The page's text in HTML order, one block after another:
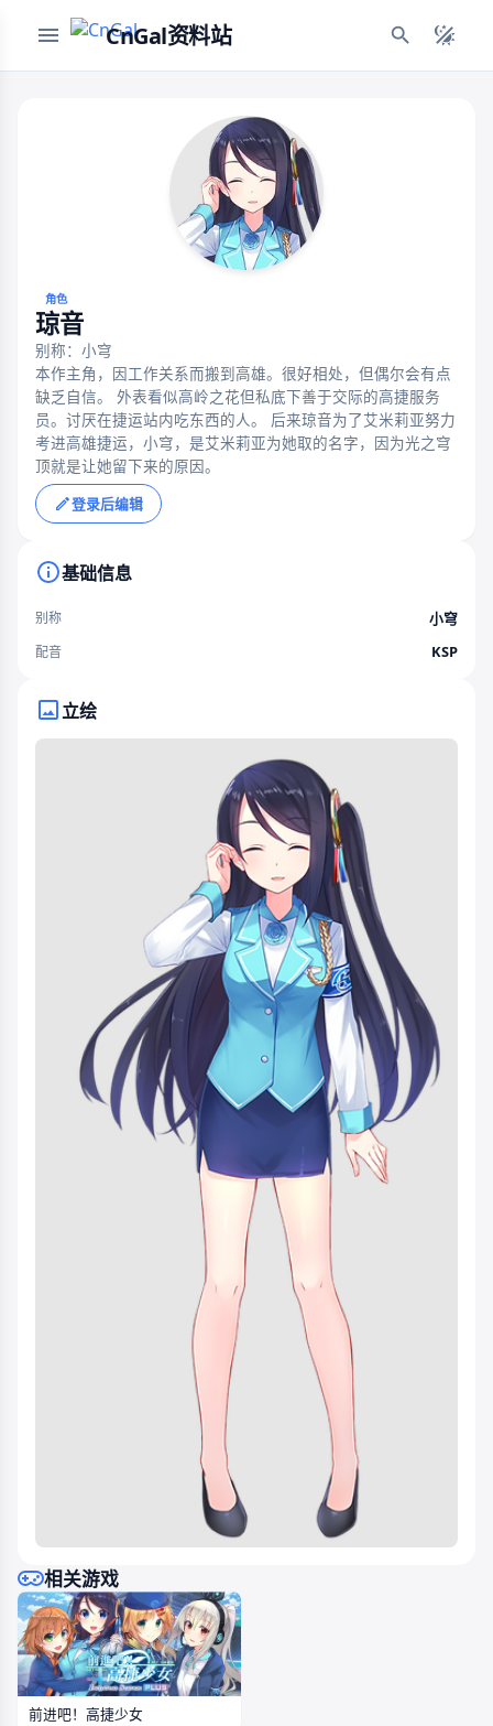
CnGal资料站
角色
琼音
别称：小穹
本作主角，因工作关系而搬到高雄。很好相处，但偶尔会有点
缺乏自信。 外表看似高岭之花但私底下善于交际的高捷服务
员。讨厌在捷运站内吃东西的人。 后来琼音为了艾米莉亚努力
考进高雄捷运，小穹，是艾米莉亚为她取的名字，因为光之穹
顶就是让她留下来的原因。
登录后编辑
相关游戏
前进吧！高捷少女
基础信息
别称 小穹
配音 KSP
立绘